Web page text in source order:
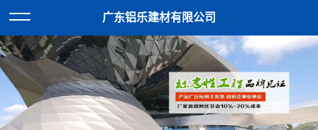
广东铝乐建材有限公司